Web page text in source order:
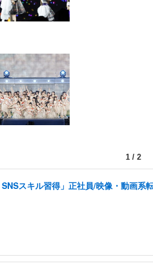
1 / 2
スキル習得」正社員/映像・動画系